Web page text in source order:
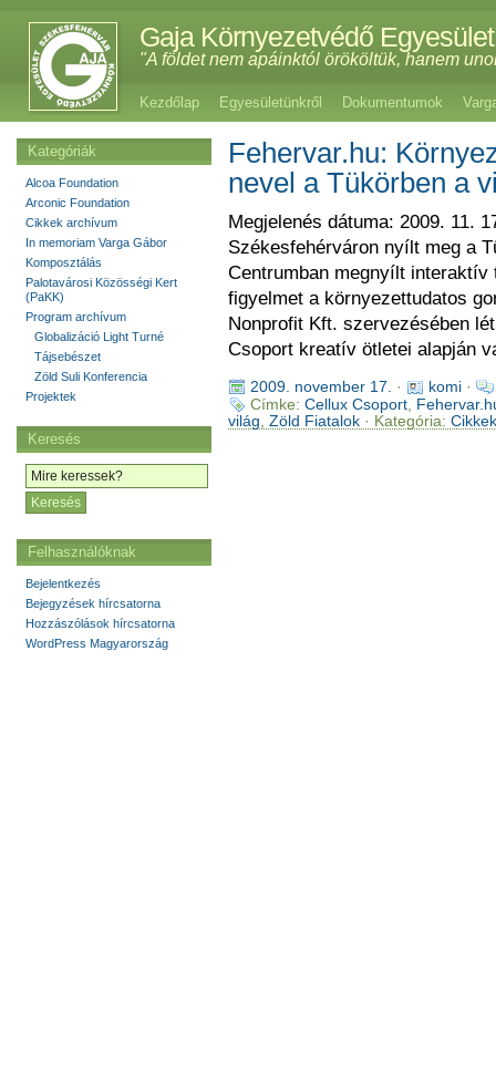
Gaja Környezetvédő Egyesület
"A földet nem apáinktól örököltük, hanem
Kezdőlap Egyesületünkről Dokumentumok
Fehervar.hu:
nevel a Tükörben a
Megjelenés dátuma: 2009. 11.
Székesfehérváron nyílt meg a
Centrumban megnyílt
figyelmet a környezettudatos
Nonprofit Kft. szervezésében
Csoport kreatív ötletei alapján
2009. november 17. · komi·
Címke: Cellux Csoport,
világ, Zöld Fiatalok· Kategória:
Kategóriák
Alcoa Foundation
Arconic Foundation
Cikkek archívum
In memoriam Varga Gábor
Komposztálás
Palotavárosi Közösségi Kert
(PaKK)
Program archívum
Globalizáció Light Turné
Tájsebészet
Zöld Suli Konferencia
Projektek
Keresés
Felhasználóknak
Bejelentkezés
Bejegyzések hírcsatorna
Hozzászólások hírcsatorna
WordPress Magyarország